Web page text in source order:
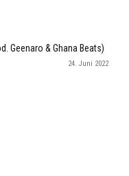
Geenaro & Ghana Beats)
24. Juni 2022